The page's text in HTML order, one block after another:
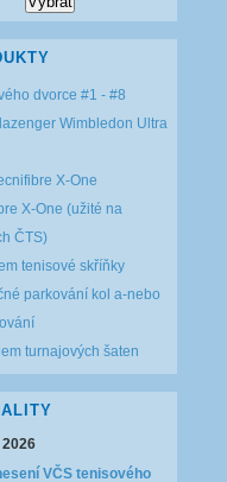
dvorce #1 - #8
Wimbledon Ultra
X-One
X-One (užité na
ČTS)
tenisové skříňky
parkování kol a-nebo
turnajových šaten
2026
VČS tenisového